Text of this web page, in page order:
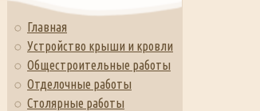
Главная
Устройство крыши и кровли
Общестроительные работы
Отделочные работы
Столярные работы